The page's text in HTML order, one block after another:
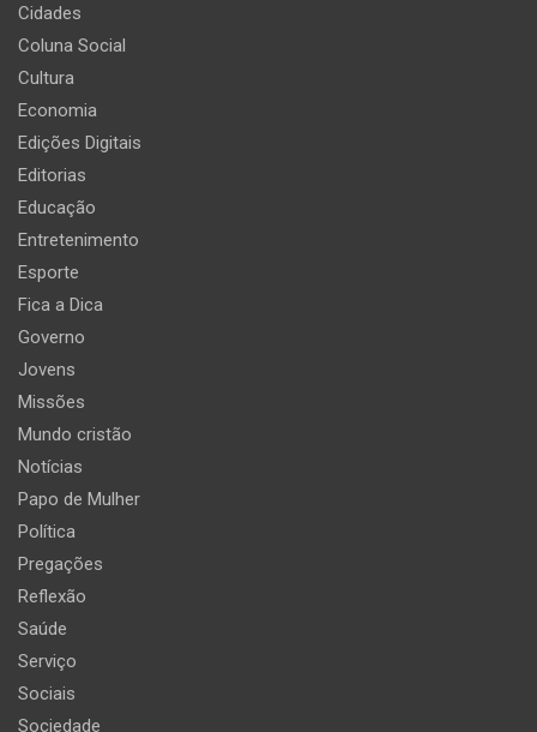
Cidades
Coluna Social
Cultura
Economia
Edições Digitais
Editorias
Educação
Entretenimento
Esporte
Fica a Dica
Governo
Jovens
Missões
Mundo cristão
Notícias
Papo de Mulher
Política
Pregações
Reflexão
Saúde
Serviço
Sociais
Sociedade